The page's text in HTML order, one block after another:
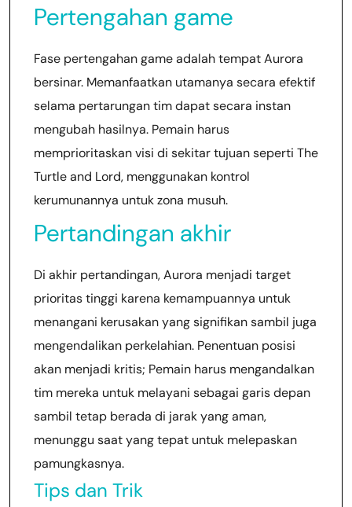
Pertengahan game
Fase pertengahan game adalah tempat Aurora
bersinar. Memanfaatkan utamanya secara efektif
selama pertarungan tim dapat secara instan
mengubah hasilnya. Pemain harus
memprioritaskan visi di sekitar tujuan seperti The
Turtle and Lord, menggunakan kontrol
kerumunannya untuk zona musuh.
Pertandingan akhir
Di akhir pertandingan, Aurora menjadi target
prioritas tinggi karena kemampuannya untuk
menangani kerusakan yang signifikan sambil juga
mengendalikan perkelahian. Penentuan posisi
akan menjadi kritis; Pemain harus mengandalkan
tim mereka untuk melayani sebagai garis depan
sambil tetap berada di jarak yang aman,
menunggu saat yang tepat untuk melepaskan
pamungkasnya.
Tips dan Trik